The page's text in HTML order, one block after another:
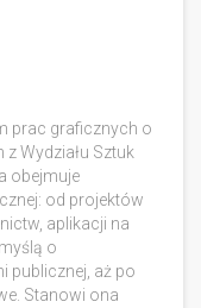
prac graficznych o
Wydziału Sztuk
obejmuje
od projektów
aplikacji na
o
publicznej, aż po
Stanowi ona